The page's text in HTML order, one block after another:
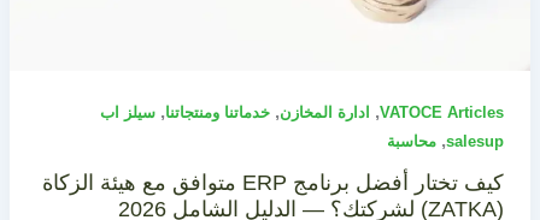
VATOCE Articles
, ادارة المخازن, خدماتنا ومنتجاتنا, سيلز اب
salesup
, محاسبة
كيف تختار أفضل برنامج ERP متوافق مع هيئة الزكاة
(ZATKA) لشركتك؟ — الدليل الشامل 2026